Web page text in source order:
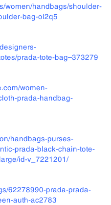
women/handbags/shoulder-
bag-ol2q5
prada-tote-bag–373279
women-
prada-handbag-
handbags-purses-
prada-black-chain-tote-
id-v_7221201/
62278990-prada-prada-
auth-ac2783